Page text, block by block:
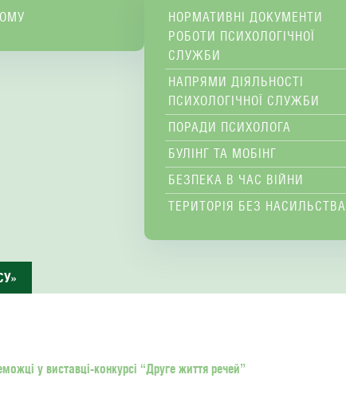
НОРМАТИВНІ ДОКУМЕНТИ
РОБОТИ ПСИХОЛОГІЧНОЇ
СЛУЖБИ
НАПРЯМИ ДІЯЛЬНОСТІ
ПСИХОЛОГІЧНОЇ СЛУЖБИ
ПОРАДИ ПСИХОЛОГА
БУЛІНГ ТА МОБІНГ
БЕЗПЕКА В ЧАС ВІЙНИ
ТЕРИТОРІЯ БЕЗ НАСИЛЬСТВА
у виставці-конкурсі “Друге життя речей”